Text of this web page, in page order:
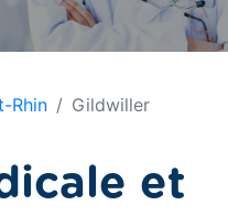
Rhin Gildwiller
et